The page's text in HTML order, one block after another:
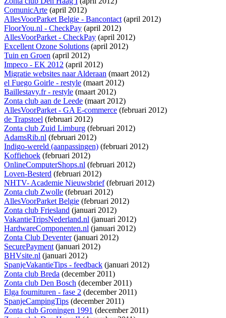
ComunicArte (april 2012)
AllesVoorParket Belgie - Bancontact(april 2012)
FloorYou.nl - CheckPay (april 2012)
AllesVoorParket - CheckPay (april 2012)
Excellent Ozone Solutions (april 2012)
Tuin en Groen (april 2012)
Impeco - EK 2012 (april 2012)
Migratie websites naar Alderaan (maart 2012)
el Fuego Goirle - restyle (maart 2012)
Baillestavy.fr - restyle (maart 2012)
Zonta club aan de Leede (maart 2012)
AllesVoorParket - GA E-commerce (februari 2012)
de Trapstoel (februari 2012)
Zonta club Zuid Limburg (februari 2012)
AdamsRib.nl (februari 2012)
Indigo-wereld (aanpassingen) (februari 2012)
Koffiehoek (februari 2012)
OnlineComputerShops.nl (februari 2012)
Loven-Besterd (februari 2012)
NHTV- Academie Nieuwsbrief(februari 2012)
Zonta club Zwolle (februari 2012)
AllesVoorParket Belgie (februari 2012)
Zonta club Friesland (januari 2012)
VakantieTripsNederland.nl (januari 2012)
HardwareComponenten.nl (januari 2012)
Zonta Club Deventer(januari 2012)
SecurePayment(januari 2012)
BHVsite.nl (januari 2012)
SpanjeVakantieTips - feedback (januari 2012)
Zonta club Breda (december 2011)
Zonta club Den Bosch (december 2011)
Elga fournituren - fase 2 (december 2011)
SpanjeCampingTips (december 2011)
Zonta club Groningen 1991 (december 2011)